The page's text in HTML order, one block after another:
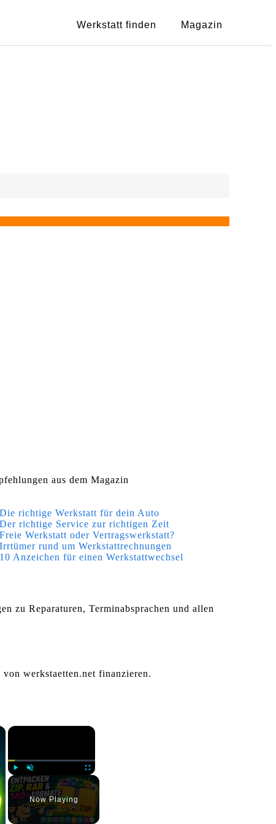
Werkstatt finden Magazin
aus dem Magazin
Die richtige Werkstatt für dein Auto
Der richtige Service zur richtigen Zeit
Freie Werkstatt oder Vertragswerkstatt?
Irrtümer rund um Werkstattrechnungen
10 Anzeichen für einen Werkstattwechsel
zu Reparaturen, Terminabsprachen und allen
werkstaetten.net finanzieren.
×
Play Unmute Fullscreen
Now Playing